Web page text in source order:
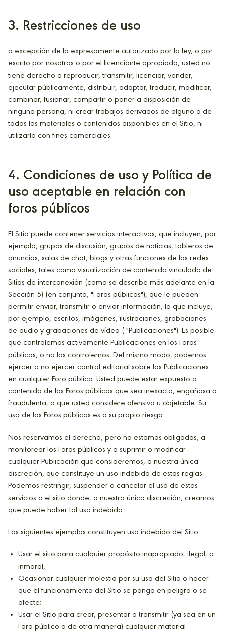
3. Restricciones de uso
a excepción de lo expresamente autorizado por la ley, o por
escrito por nosotros o por el licenciante apropiado, usted no
tiene derecho a reproducir, transmitir, licenciar, vender,
ejecutar públicamente, distribuir, adaptar, traducir, modificar,
combinar, fusionar, compartir o poner a disposición de
ninguna persona, ni crear trabajos derivados de alguno o de
todos los materiales o contenidos disponibles en el Sitio, ni
utilizarlo con fines comerciales.
4. Condiciones de uso y Política de
uso aceptable en relación con
foros públicos
El Sitio puede contener servicios interactivos, que incluyen, por
ejemplo, grupos de discusión, grupos de noticias, tableros de
anuncios, salas de chat, blogs y otras funciones de las redes
sociales, tales como visualización de contenido vinculado de
Sitios de interconexión (como se describe más adelante en la
Sección 5) (en conjunto, "Foros públicos"), que le pueden
permitir enviar, transmitir o enviar información, lo que incluye,
por ejemplo, escritos, imágenes, ilustraciones, grabaciones
de audio y grabaciones de vídeo ( "Publicaciones"). Es posible
que controlemos activamente Publicaciones en los Foros
públicos, o no las controlemos. Del mismo modo, podemos
ejercer o no ejercer control editorial sobre las Publicaciones
en cualquier Foro público. Usted puede estar expuesto a
contenido de los Foros públicos que sea inexacta, engañosa o
fraudulenta, o que usted considere ofensiva u objetable. Su
uso de los Foros públicos es a su propio riesgo.
Nos reservamos el derecho, pero no estamos obligados, a
monitorear los Foros públicos y a suprimir o modificar
cualquier Publicación que consideremos, a nuestra única
discreción, que constituye un uso indebido de estas reglas.
Podemos restringir, suspender o cancelar el uso de estos
servicios o el sitio donde, a nuestra única discreción, creamos
que puede haber tal uso indebido.
Los siguientes ejemplos constituyen uso indebido del Sitio:
Usar el sitio para cualquier propósito inapropiado, ilegal, o
inmoral,
Ocasionar cualquier molestia por su uso del Sitio o hacer
que el funcionamiento del Sitio se ponga en peligro o se
afecte;
Usar el Sitio para crear, presentar o transmitir (ya sea en un
Foro público o de otra manera) cualquier material